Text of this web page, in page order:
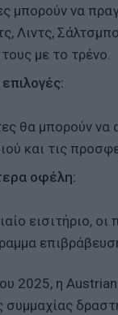
μπορούν να
Λιντς,
με το τρένο.
θα μπορούν να
και τις
οφέλη:
εισιτήριο,
2025, η
συμμαχίας